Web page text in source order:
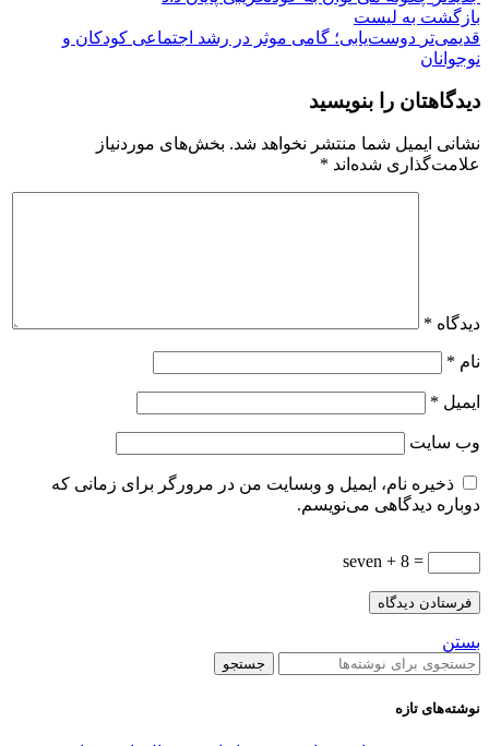
بازگشت بە لیست
قدیمی‌تر دوست‌یابی؛ گامی موثر در رشد اجتماعی کودکان و
نوجوانان
دیدگاهتان را بنویسید
نشانی ایمیل شما منتشر نخواهد شد. بخش‌های موردنیاز
علامت‌گذاری شده‌اند *
دیدگاه *
نام *
ایمیل *
وب‌ سایت
ذخیره نام، ایمیل و وبسایت من در مرورگر برای زمانی که
دوباره دیدگاهی می‌نویسم.
seven + 8 =
بستن
جستجو
نوشته‌های تازه